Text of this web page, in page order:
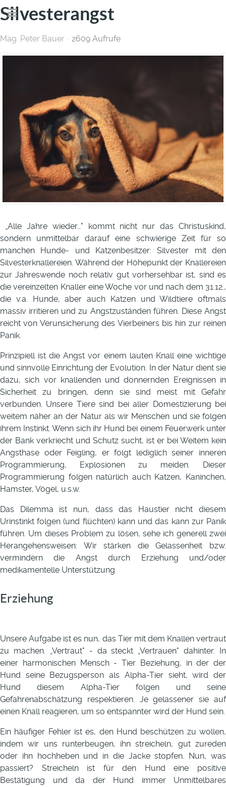
Silvesterangst
Mag. Peter Bauer 2609 Aufrufe
„Alle Jahre wieder…" kommt nicht nur das Christuskind,
sondern unmittelbar darauf eine schwierige Zeit für so
manchen Hunde- und Katzenbesitzer: Silvester mit den
Silvesterknallereien. Während der Höhepunkt der Knallereien
zur Jahreswende noch relativ gut vorhersehbar ist, sind es
die vereinzelten Knaller eine Woche vor und nach dem 31.12.,
die v.a. Hunde, aber auch Katzen und Wildtiere oftmals
massiv irritieren und zu Angstzuständen führen. Diese Angst
reicht von Verunsicherung des Vierbeiners bis hin zur reinen
Panik.
Prinzipiell ist die Angst vor einem lauten Knall eine wichtige
und sinnvolle Einrichtung der Evolution. In der Natur dient sie
dazu, sich vor knallenden und donnernden Ereignissen in
Sicherheit zu bringen, denn sie sind meist mit Gefahr
verbunden. Unsere Tiere sind bei aller Domestizierung bei
weitem näher an der Natur als wir Menschen und sie folgen
ihrem Instinkt. Wenn sich ihr Hund bei einem Feuerwerk unter
der Bank verkriecht und Schutz sucht, ist er bei Weitem kein
Angsthase oder Feigling, er folgt lediglich seiner inneren
Programmierung, Explosionen zu meiden. Dieser
Programmierung folgen natürlich auch Katzen, Kaninchen,
Hamster, Vögel, u.s.w.
Das Dilemma ist nun, dass das Haustier nicht diesem
Urinstinkt folgen (und flüchten) kann und das kann zur Panik
führen. Um dieses Problem zu lösen, sehe ich generell zwei
Herangehensweisen: Wir stärken die Gelassenheit bzw.
vermindern die Angst durch Erziehung und/oder
medikamentelle Unterstützung
Erziehung
Unsere Aufgabe ist es nun, das Tier mit dem Knallen vertraut
zu machen. „Vertraut" - da steckt „Vertrauen" dahinter. In
einer harmonischen Mensch - Tier Beziehung, in der der
Hund seine Bezugsperson als Alpha-Tier sieht, wird der
Hund diesem Alpha-Tier folgen und seine
Gefahrenabschätzung respektieren. Je gelassener sie auf
einen Knall reagieren, um so entspannter wird der Hund sein.
Ein häufiger Fehler ist es, den Hund beschützen zu wollen,
indem wir uns runterbeugen, ihn streicheln, gut zureden
oder ihn hochheben und in die Jacke stopfen. Nun, was
passiert? Streicheln ist für den Hund eine positive
Bestätigung und da der Hund immer Unmittelbares